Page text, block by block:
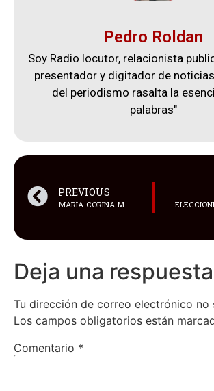
Pedro Roldan
Soy Radio locutor, relacionista
presentador y digitador de
del periodismo rasalta la
palabras"
PREVIOUS
Deja una respuesta
Tu dirección de correo electrónico no
Los campos obligatorios están
Comentario *